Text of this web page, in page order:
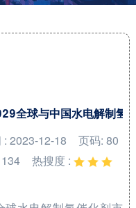
全球与中国水电解制氢
: 2023-12-18
页码: 80
热搜度 :